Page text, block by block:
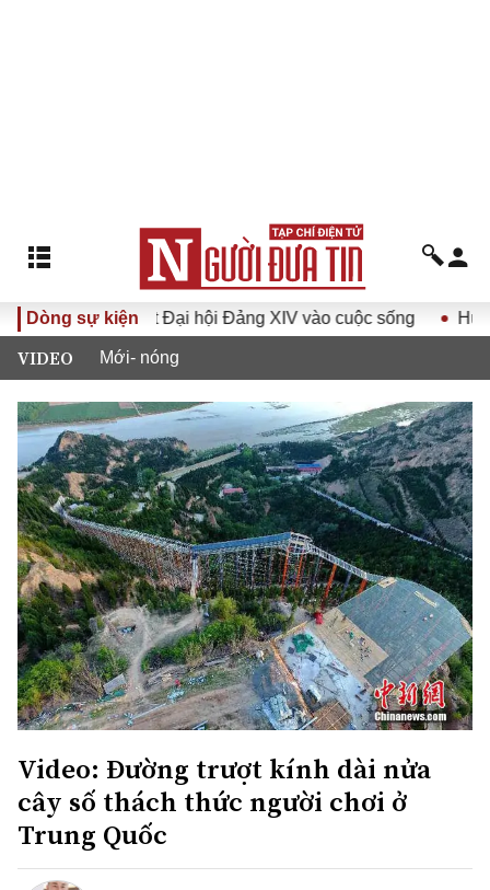
Dòng sự kiện
Nghị quyết Đại hội Đảng XIV vào cuộc sống Hướng
VIDEO Mới- nóng
Video: Đường trượt kính dài nửa
cây số thách thức người chơi ở
Trung Quốc